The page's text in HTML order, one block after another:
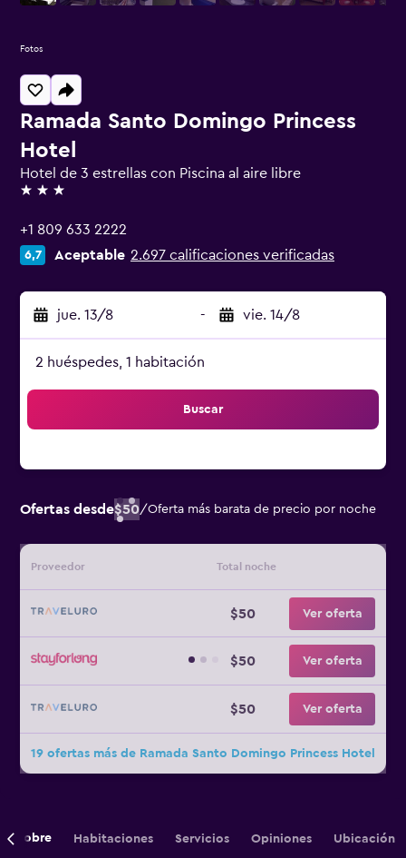
Ramada Santo Domingo Princess
Hotel
Hotel de 3 estrellas con Piscina al aire libre
3 estrellas
+1 809 633 2222
6,7 Aceptable 2.697 calificaciones verificadas
jue. 13/8 - vie. 14/8
2 huéspedes, 1 habitación
Buscar
Ofertas desde$50/Oferta más barata de precio por noche
Proveedor Total noche
$50 Ver oferta
$50 Ver oferta
$50 Ver oferta
19 ofertas más de Ramada Santo Domingo Princess Hotel
Fotos
Sobre Habitaciones Servicios Opiniones Ubicación